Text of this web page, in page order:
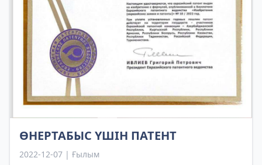
ӨНЕРТАБЫС ҮШІН ПАТЕНТ
2022-12-07 | Ғылым